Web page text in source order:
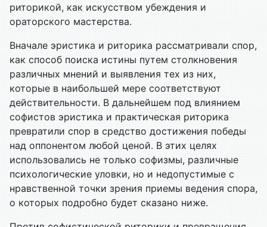
риторикой, как искусством убеждения и
ораторского мастерства.
Вначале эристика и риторика рассматривали спор,
как способ поиска истины путем столкновения
различных мнений и выявления тех из них,
которые в наибольшей мере соответствуют
действительности. В дальнейшем под влиянием
софистов эристика и практическая риторика
превратили спор в средство достижения победы
над оппонентом любой ценой. В этих целях
использовались не только софизмы, различные
психологические уловки, но и недопустимые с
нравственной точки зрения приемы ведения спора,
о которых подробно будет сказано ниже.